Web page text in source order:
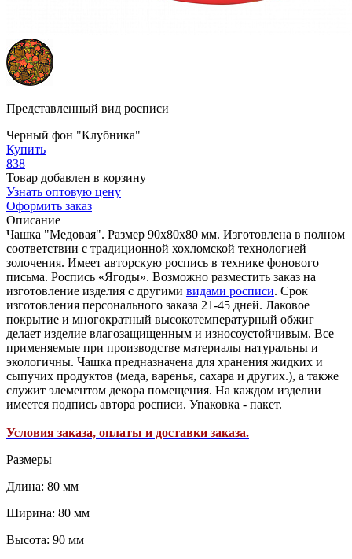
Представленный вид росписи
Черный фон "Клубника"
Купить
838
Товар добавлен в корзину
Узнать оптовую цену
Оформить заказ
Описание
Чашка "Медовая". Размер 90х80х80 мм. Изготовлена в полном
соответствии с традиционной хохломской технологией
золочения. Имеет авторскую роспись в технике фонового
письма. Роспись «Ягоды». Возможно разместить заказ на
изготовление изделия с другими видами росписи. Срок
изготовления персонального заказа 21-45 дней. Лаковое
покрытие и многократный высокотемпературный обжиг
делает изделие влагозащищенным и износоустойчивым. Все
применяемые при производстве материалы натуральны и
экологичны. Чашка предназначена для хранения жидких и
сыпучих продуктов (меда, варенья, сахара и других.), а также
служит элементом декора помещения. На каждом изделии
имеется подпись автора росписи. Упаковка - пакет.
Условия заказа, оплаты и доставки заказа.
Размеры
Длина: 80 мм
Ширина: 80 мм
Высота: 90 мм